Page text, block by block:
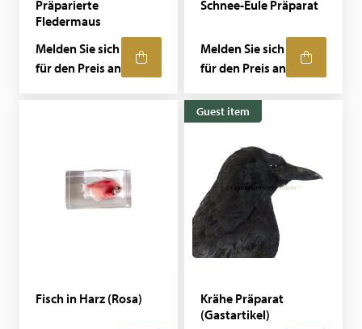
Präparierte
Fledermaus
Melden Sie sich
für den Preis an
Schnee-Eule Präparat
Melden Sie sich
für den Preis an
Fisch in Harz (Rosa)
Guest item
Krähe Präparat
(Gastartikel)